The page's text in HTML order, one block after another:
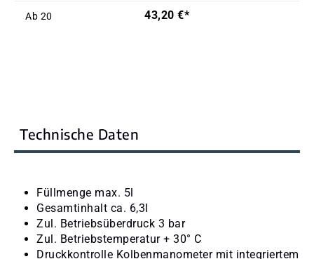
Ab 20 43,20 €*
Technische Daten
Füllmenge max. 5l
Gesamtinhalt ca. 6,3l
Zul. Betriebsüberdruck 3 bar
Zul. Betriebstemperatur + 30° C
Druckkontrolle Kolbenmanometer mit integriertem